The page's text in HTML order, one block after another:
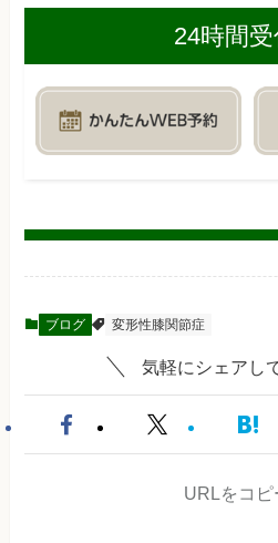
24時間受
ブログ 変形性膝関節症
気軽にシェアし
URLをコピ